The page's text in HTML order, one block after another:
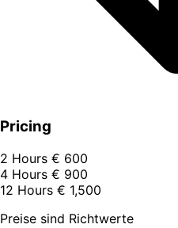
Pricing
2 Hours € 600
4 Hours € 900
12 Hours € 1,500
Preise sind Richtwerte